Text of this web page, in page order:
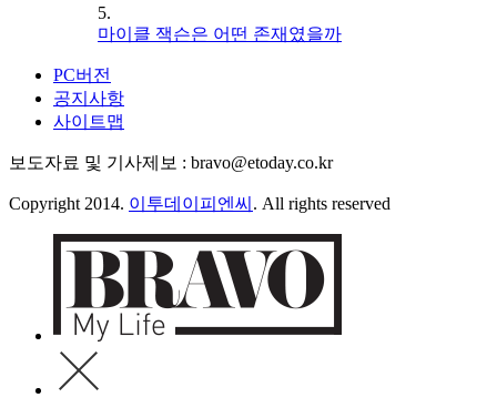
5.
마이클 잭슨은 어떤 존재였을까
PC버전
공지사항
사이트맵
보도자료 및 기사제보 : bravo@etoday.co.kr
Copyright 2014. 이투데이피엔씨 . All rights reserved